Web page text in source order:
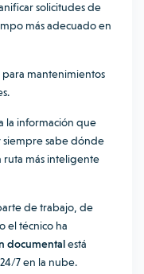
solicitudes de
más adecuado en
para mantenimientos
la información que
siempre sabe dónde
más inteligente
de trabajo, de
el técnico ha
documentalestá
7 en la nube.